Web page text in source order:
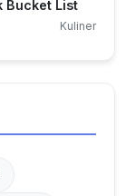
Bucket List
Kuliner